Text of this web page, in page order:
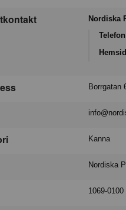
Nordiska
Telefon
Borrgatan
Kanna
Nordiska
1069-0100